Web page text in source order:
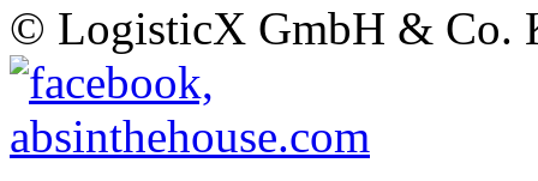
© LogisticX GmbH & Co.